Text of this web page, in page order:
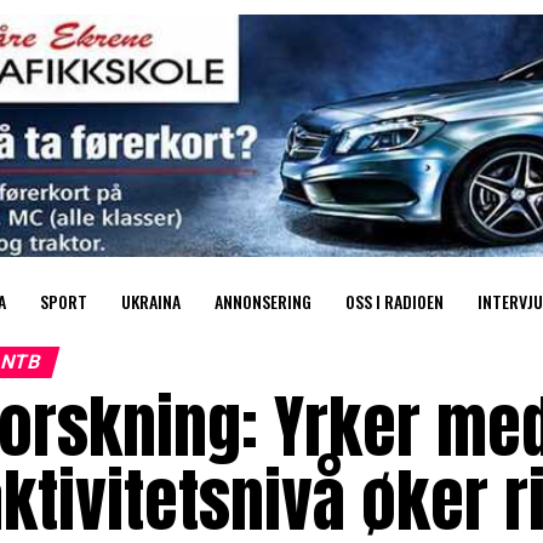
SPORT UKRAINA ANNONSERING OSS I RADIOEN INTERVJU
Yrker
øker